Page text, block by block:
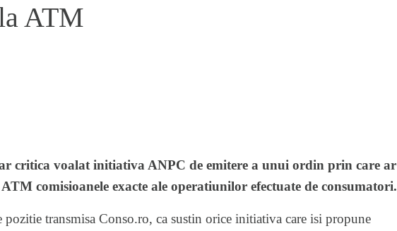
ATM
critica voalat initiativa ANPC de emitere a unui ordin prin care ar
comisioanele exacte ale operatiunilor efectuate de consumatori.
transmisa Conso.ro, ca sustin orice initiativa care isi propune